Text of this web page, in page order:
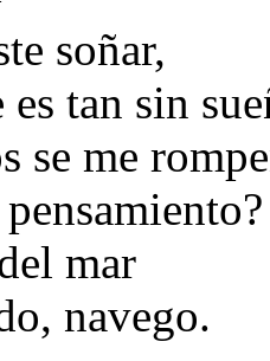
soñar,
es tan sin
se me
mar
navego.